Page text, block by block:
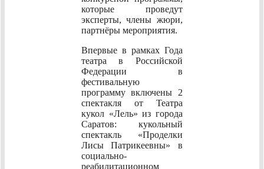
которые проведут
эксперты, члены жюри,
партнёры мероприятия.
Впервые в рамках Года
театра в Российской
Федерации в
фестивальную
программу включены 2
спектакля от Театра
кукол «Лель» из города
Саратов: кукольный
спектакль «Проделки
Лисы Патрикеевны» в
социально-
реабилитационном